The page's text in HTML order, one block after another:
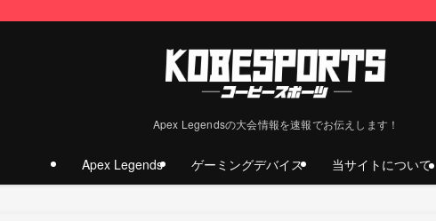
Apex Legendsの大会情報を速報でお伝えします！
Apex Legends ゲーミングデバイス 当サイトについて